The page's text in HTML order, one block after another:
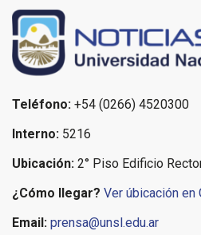
Teléfono: +54 (0266) 4520300
Interno: 5216
Ubicación: 2° Piso Edificio
¿Cómo llegar? Ver úbicación en
Email: prensa@unsl.edu.ar